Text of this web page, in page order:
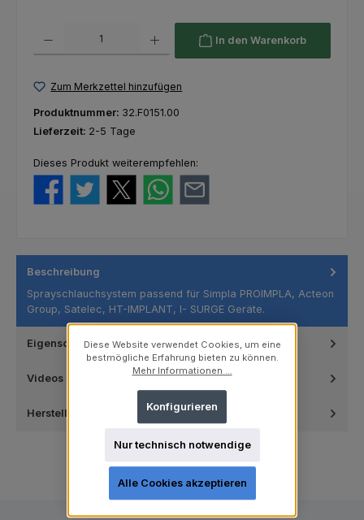
In den Warenkorb
Zum Merkzettel hinzufügen
Produktnummer: 32.F0151.00
Lieferzeit: 2-5 Tage
Dieses Produkt weiterempfehlen:
Beschreibung
Sprayschlauchsystem passend für Simpla PROIMPLA, Acteon
Group, Satelec, HT-IMPLANT, I- SURGE Geräte.
Eigenschaften
Videos
Hersteller
Diese Website verwendet Cookies, um eine
bestmögliche Erfahrung bieten zu können.
Mehr Informationen ...
Nur technisch notwendige
Konfigurieren
Alle Cookies akzeptieren